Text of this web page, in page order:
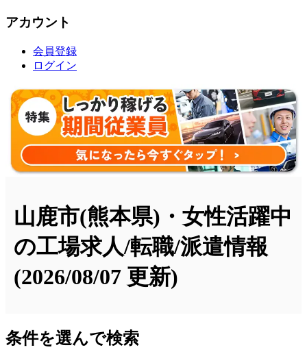
アカウント
会員登録
ログイン
山鹿市(熊本県)・女性活躍中
の工場求人/転職/派遣情報
(2026/08/07 更新)
条件を選んで検索